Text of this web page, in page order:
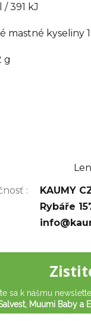
391 kJ
mastné kyseliny
g
:
KAUMY
Rybáře
sa k nášmu
Muumi Baby a